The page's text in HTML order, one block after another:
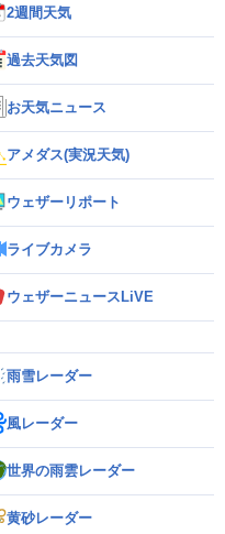
2週間天気
過去天気図
お天気ニュース
アメダス(実況天気)
ウェザーリポート
ライブカメラ
ウェザーニュースLiVE
雨雪レーダー
風レーダー
世界の雨雲レーダー
黄砂レーダー